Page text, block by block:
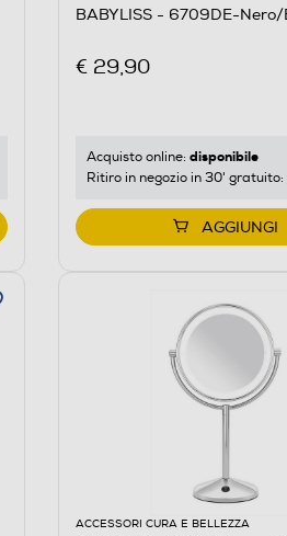
BABYLISS - 6709DE-Nero/
€ 29,90
Acquisto online: disponibile
Ritiro in negozio in 30' gratuito:
AGGIUNGI
ACCESSORI CURA E BELLEZZA